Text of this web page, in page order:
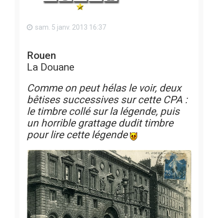
sam. 5 janv. 2013 16:37
Rouen
La Douane
Comme on peut hélas le voir, deux
bêtises successives sur cette CPA :
le timbre collé sur la légende, puis
un horrible grattage dudit timbre
pour lire cette légende